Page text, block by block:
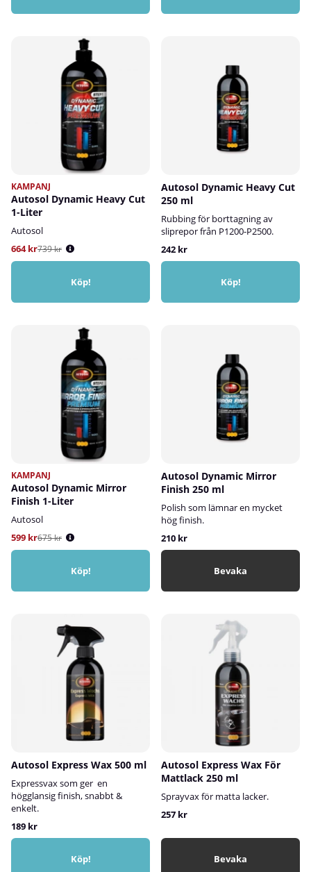
KAMPANJ
Autosol Dynamic Heavy Cut
1-Liter
Autosol
664 kr739 kr
Köp!
Autosol Dynamic Heavy Cut
250 ml
Rubbing för borttagning av
sliprepor från P1200-P2500.
242 kr
Köp!
KAMPANJ
Autosol Dynamic Mirror
Finish 1-Liter
Autosol
599 kr675 kr
Köp!
Autosol Dynamic Mirror
Finish 250 ml
Polish som lämnar en mycket
hög finish.
210 kr
Bevaka
Autosol Express Wax 500 ml
Expressvax som ger en
högglansig finish, snabbt &
enkelt.
189 kr
Köp!
Autosol Express Wax För
Mattlack 250 ml
Sprayvax för matta lacker.
257 kr
Bevaka